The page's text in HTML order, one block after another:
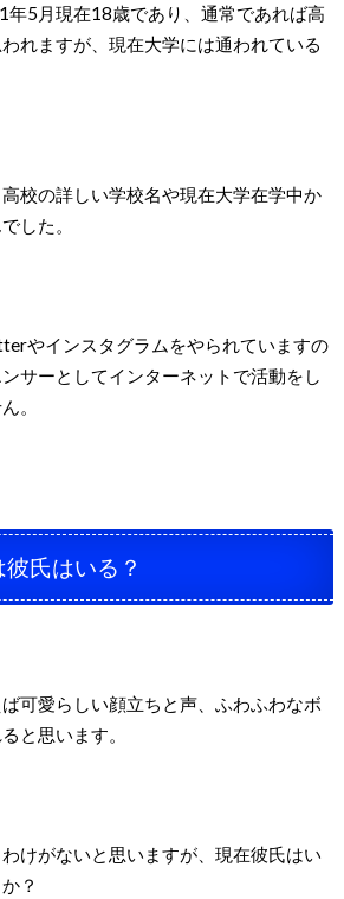
年5月現在18歳であり、通常であれば高
れますが、現在大学には通われている
校の詳しい学校名や現在大学在学中か
した。
やインスタグラムをやられていますの
サーとしてインターネットで活動をし
。
氏はいる？
可愛らしい顔立ちと声、ふわふわなボ
と思います。
けがないと思いますが、現在彼氏はい
？